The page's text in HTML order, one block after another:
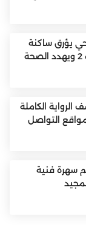
يؤرق ساكنة
حي القدس والمسيرة 2 ويهدد الصحة
الرواية الكاملة
التواصل
سهرة فنية